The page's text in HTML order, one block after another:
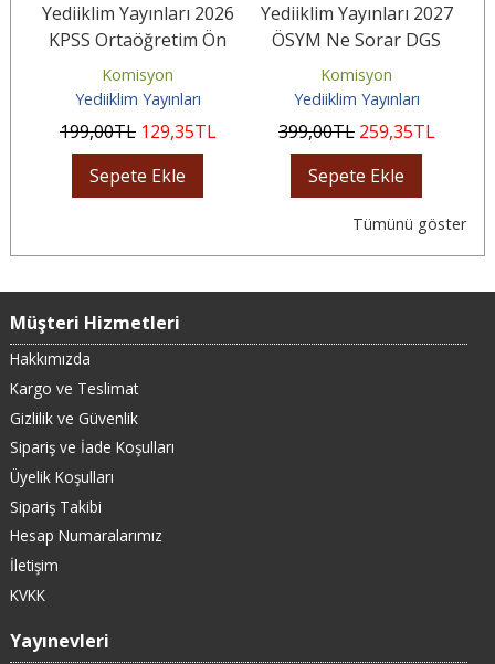
Yediiklim Yayınları 2026
KPSS Ortaöğretim Ön
Lisans GY-GK Türkiye
Geneli...
Komisyon
Yediiklim Yayınları
199,00TL 129,35TL
Sepete Ekle
Yediiklim Yayınları 2027
ÖSYM Ne Sorar DGS
Sayısal Sözel Yetenek
Tamamı...
Komisyon
Yediiklim Yayınları
399,00TL 259,35TL
Sepete Ekle
Tümünü göster
Müşteri Hizmetleri
Hakkımızda
Kargo ve Teslimat
Gizlilik ve Güvenlik
Sipariş ve İade Koşulları
Üyelik Koşulları
Sipariş Takibi
Hesap Numaralarımız
İletişim
KVKK
Yayınevleri